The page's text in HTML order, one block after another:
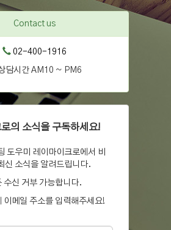
Contact us
02-400-1916
담시간 AM10 ~ PM6
의 소식을 구독하세요!
도우미 레이마이크로에서 비
신 소식을 알려드립니다.
수신 거부 가능합니다.
이메일 주소를 입력해주세요!